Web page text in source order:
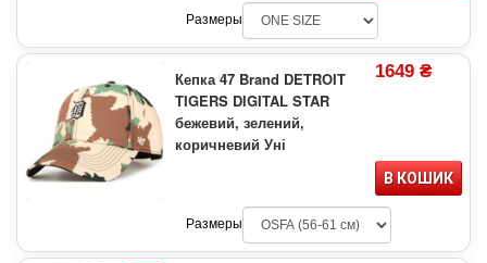
Размеры
Кепка 47 Brand DETROIT
TIGERS DIGITAL STAR
бежевий, зелений,
коричневий Уні
1649 ₴
В КОШИК
Размеры